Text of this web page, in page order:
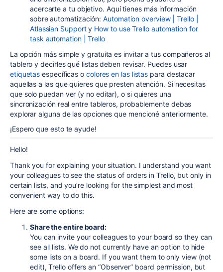
acercarte a tu objetivo. Aquí tienes más información
sobre automatización:Automation overview | Trello |
Atlassian Supporty How to use Trello automation for
task automation | Trello
La opción más simple y gratuita es invitar a tus compañeros al
tablero y decirles qué listas deben revisar. Puedes usar
etiquetas específicas o colores en las listas para destacar
aquellas a las que quieres que presten atención. Si necesitas
que solo puedan ver (y no editar), o si quieres una
sincronización real entre tableros, probablemente debas
explorar alguna de las opciones que mencioné anteriormente.
¡Espero que esto te ayude!
Hello!
Thank you for explaining your situation. I understand you want
your colleagues to see the status of orders in Trello, but only in
certain lists, and you’re looking for the simplest and most
convenient way to do this.
Here are some options:
Share the entire board:
You can invite your colleagues to your board so they can
see all lists. We do not currently have an option to hide
some lists on a board. If you want them to only view (not
edit), Trello offers an “Observer” board permission, but